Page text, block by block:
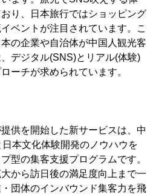
り、日本旅行ではショッピング
ベントが注目されています。こ
の企業や自治体が中国人観光客
デジタル(SNS)とリアル(体験)
ーチが求められています。
供を開始した新サービスは、中
本文化体験開発のノウハウを
型の集客支援プログラムです。
から訪日後の満足度向上まで一
団体のインバウンド集客力を飛